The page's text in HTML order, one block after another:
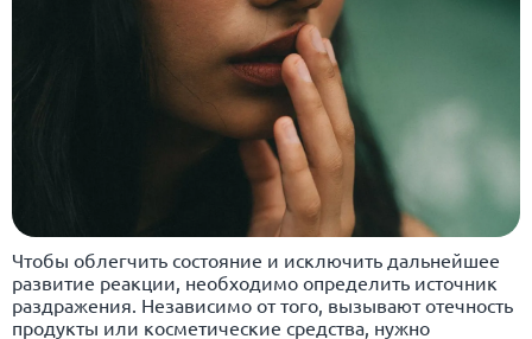
Чтобы облегчить состояние и исключить дальнейшее
развитие реакции, необходимо определить источник
раздражения. Независимо от того, вызывают отечность
продукты или косметические средства, нужно